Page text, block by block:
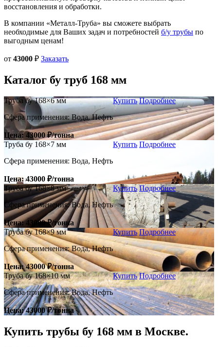
восстановления и обработки.
В компании «Металл-Труба» вы сможете выбрать
необходимые для Ваших задач и потребностей б/у трубы по
выгодным ценам!
от 43000 ₽ Заказать
Каталог бу труб 168 мм
Труба бу 168×6 мм
Сфера применения: Вода, Нефть
Цена: 43000 ₽/тонна
Купить Подробнее
Труба бу 168×7 мм
Сфера применения: Вода, Нефть
Цена: 43000 ₽/тонна
Купить Подробнее
Труба бу 168×8 мм
Сфера применения: Вода, Нефть
Цена: 43000 ₽/тонна
Купить Подробнее
Труба бу 168×9 мм
Сфера применения: Вода, Нефть
Цена: 43000 ₽/тонна
Купить Подробнее
Труба бу 168×10 мм
Сфера применения: Вода, Нефть
Цена: 43000 ₽/тонна
Купить Подробнее
Купить трубы бу 168 мм в Москве.